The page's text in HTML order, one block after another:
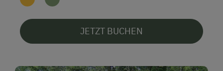
JETZT BUCHEN